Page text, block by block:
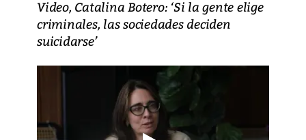
Video, Catalina Botero: ‘Si la gente elige
criminales, las sociedades deciden
suicidarse’